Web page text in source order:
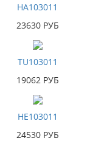
HA103011
23630 РУБ
TU103011
19062 РУБ
HE103011
24530 РУБ